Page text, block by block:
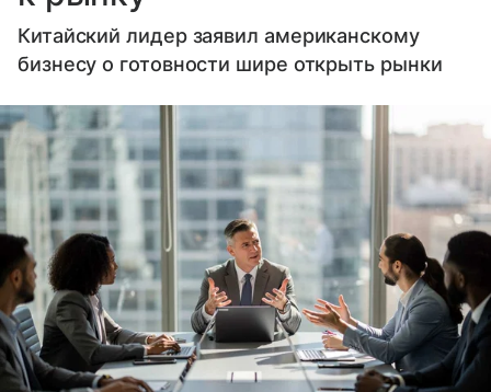
Китайский лидер заявил американскому
бизнесу о готовности шире открыть рынки